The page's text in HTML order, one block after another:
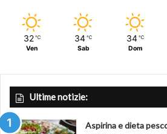
32 ℃
Ven
34 ℃
Sab
34 ℃
Dom
Ultime notizie:
Aspirina e dieta